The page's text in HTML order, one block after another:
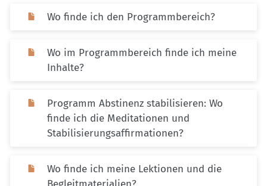
Wo finde ich den Programmbereich?
Wo im Programmbereich finde ich meine
Inhalte?
Programm Abstinenz stabilisieren: Wo
finde ich die Meditationen und
Stabilisierungsaffirmationen?
Wo finde ich meine Lektionen und die